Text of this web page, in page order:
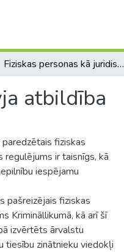
Fiziskas personas kā juridiskas personas pārstāvja atbildība
atbildība
fiziskas
ir taisnīgs, kā
iespējamu
pašreizējais fiziskas
Krimināllikumā, kā arī šī
izvērtēts ārvalstu
tiesību zinātnieku viedokļi